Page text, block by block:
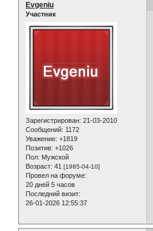
Evgeniu
Участник
Зарегистрирован: 21-03-2010
Сообщений: 1172
Уважение: +1819
Позитив: +1026
Пол: Мужской
Возраст: 41 [1985-04-10]
Провел на форуме:
20 дней 5 часов
Последний визит:
26-01-2026 12:55:37